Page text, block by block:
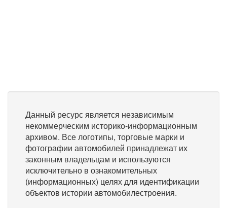
Данный ресурс является независимым
некоммерческим историко-информационным
архивом. Все логотипы, торговые марки и
фотографии автомобилей принадлежат их
законным владельцам и используются
исключительно в ознакомительных
(информационных) целях для идентификации
объектов истории автомобилестроения.